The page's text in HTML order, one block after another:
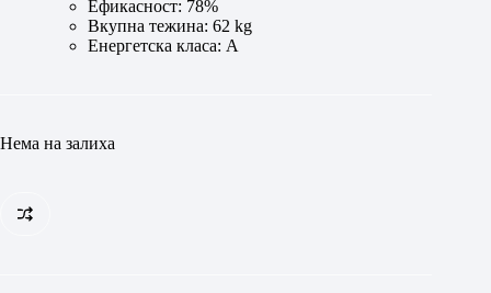
Ефикасност: 78%
Вкупна тежина: 62 kg
Енергетска класа: А
Нема на залиха